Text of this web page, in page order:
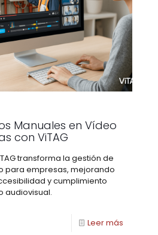
Manuales en Vídeo
con ViTAG
transforma la gestión de
para empresas, mejorando
y cumplimiento
audiovisual.
Leer más